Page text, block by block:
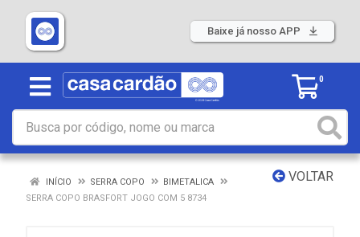
Baixe já nosso APP
0
VOLTAR
INÍCIO SERRA COPO
BIMETALICA
SERRA COPO BRASFORT JOGO COM 5 8734